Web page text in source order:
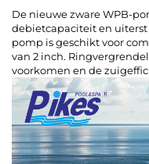
De nieuwe zware WPB-
debietcapaciteit en
pomp is geschikt voor
van 2 inch.
voorkomen en de